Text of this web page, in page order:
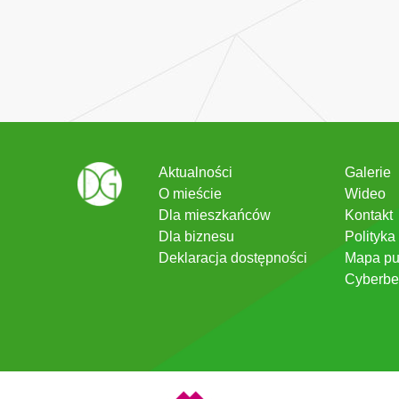
Aktualności
O mieście
Dla mieszkańców
Dla biznesu
Deklaracja dostępności
Galerie
Wideo
Kontakt
Mapa